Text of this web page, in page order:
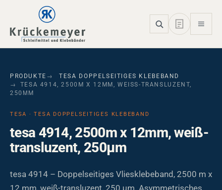
Skip to main navigation
Skip to main content
Skip to page footer
PRODUKTE
TESA DOPPELSEITIGES KLEBEBAND
TESA 4914, 2500M X 12MM, WEISS-TRANSLUZENT, 2
50ΜM
TESA · TESA DOPPELSEITIGES KLEBEBAND
tesa 4914, 2500m x 12mm, weiß-
transluzent, 250µm
tesa 4914 – Doppelseitiges Vliesklebeband, 2500 m x
12 mm, weiß-transluzent, 250 µm. Asymmetrisches